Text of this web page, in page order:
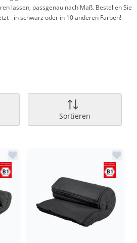
lassen, passgenau nach Maß. Bestellen Sie
- in schwarz oder in 10 anderen Farben!
Sortieren